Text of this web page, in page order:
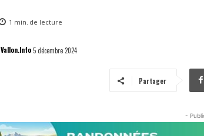
1 min. de lecture
Vallon.Info5 décembre 2024
Partager
-